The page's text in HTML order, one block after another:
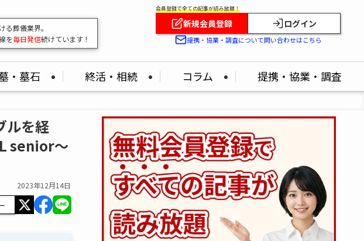
る葬儀業界。
を毎日発信続けています！
会員登録で全ての記事が読み放題！
新規会員登録 ログイン
提携・協業・調査について問い合わせはこちら
・墓石 終活・相続 コラム 提携・協業・調査
ルを経
senior～
2023年12月14日